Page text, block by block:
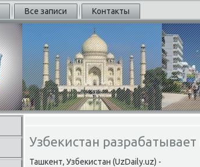
Все записи Контакты
Узбекистан
Ташкент, Узбеκистан (UzDaily.uz) -